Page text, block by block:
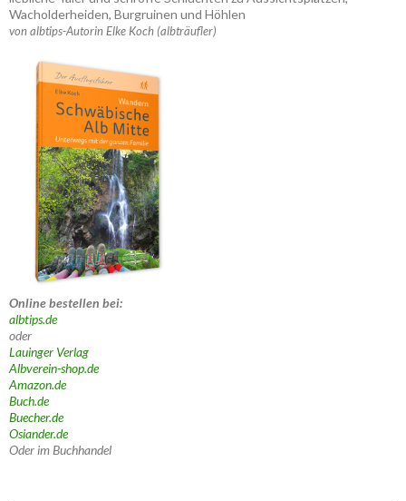
Wacholderheiden, Burgruinen und Höhlen
von albtips-Autorin Elke Koch (albträufler)
Online bestellen bei:
albtips.de
oder
Lauinger Verlag
Albverein-shop.de
Amazon.de
Buch.de
Buecher.de
Osiander.de
Oder im Buchhandel